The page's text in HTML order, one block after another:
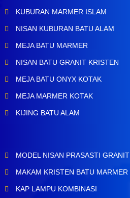
KUBURAN MARMER ISLAM
NISAN KUBURAN BATU ALAM
MEJA BATU MARMER
NISAN BATU GRANIT KRISTEN
MEJA BATU ONYX KOTAK
MEJA MARMER KOTAK
KIJING BATU ALAM
MODEL NISAN PRASASTI GRANIT
MAKAM KRISTEN BATU MARMER
KAP LAMPU KOMBINASI